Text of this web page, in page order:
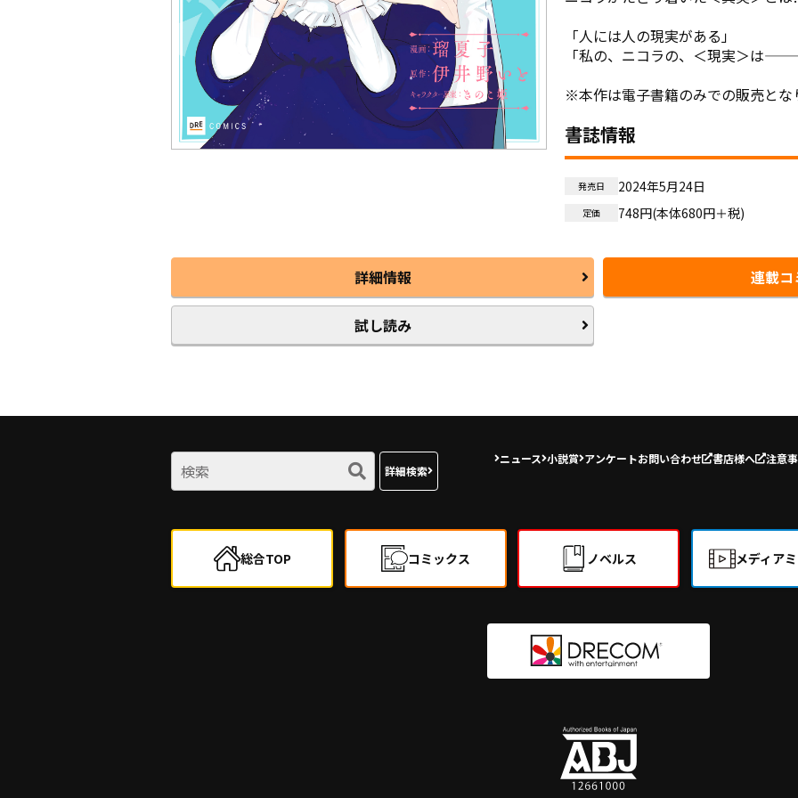
「人には人の現実がある」
「私の、ニコラの、＜現実＞は
※本作は電子書籍のみでの販売とな
書誌情報
発売日 2024年5月24日
定価 748円(本体680円＋税)
詳細情報 連載コ
試し読み
詳細検索
ニュース 小説賞 アンケートお問い合わせ 書店様へ 注意
総合TOP コミックス ノベルス メディア